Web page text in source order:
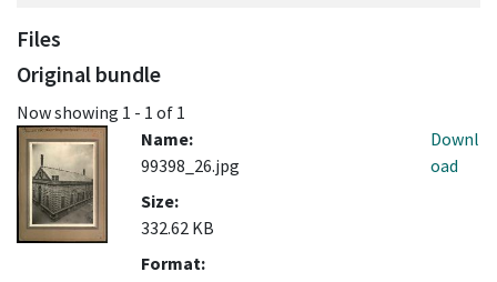
Files
Original bundle
Now showing 1 - 1 of 1
Name:
99398_26.jpg
Size:
332.62 KB
Format:
Downl
oad